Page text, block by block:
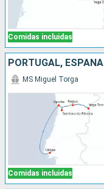
Comidas incluidas
PORTUGAL, ESPAÑA
Comidas incluidas
MS Miguel Torga